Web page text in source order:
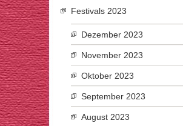
Festivals 2023
Dezember 2023
November 2023
Oktober 2023
September 2023
August 2023